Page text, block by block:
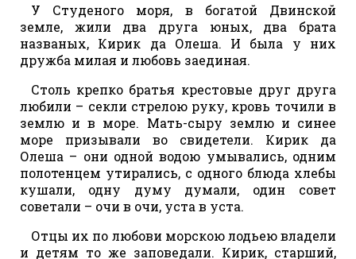
У Студеного моря, в богатой Двинской
земле, жили два друга юных, два брата
названых, Кирик да Олеша. И была у них
дружба милая и любовь заединая.
Столь крепко братья крестовые друг друга
любили – секли стрелою руку, кровь точили в
землю и в море. Мать-сыру землю и синее
море призывали во свидетели. Кирик да
Олеша – они одной водою умывались, одним
полотенцем утирались, с одного блюда хлебы
кушали, одну думу думали, один совет
советали – очи в очи, уста в уста.
Отцы их по любови морскою лодьею владели
и детям то же заповедали. Кирик, старший,